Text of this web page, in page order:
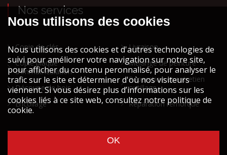
Nos services
Copie de clés
Copie plaque
d'immatriculation
Découpe de bois
Encollage
Livraison
Mélange de peinture
Réparation et entretien
outillage
Réparation remorque
Mentions légales STOCK ATH